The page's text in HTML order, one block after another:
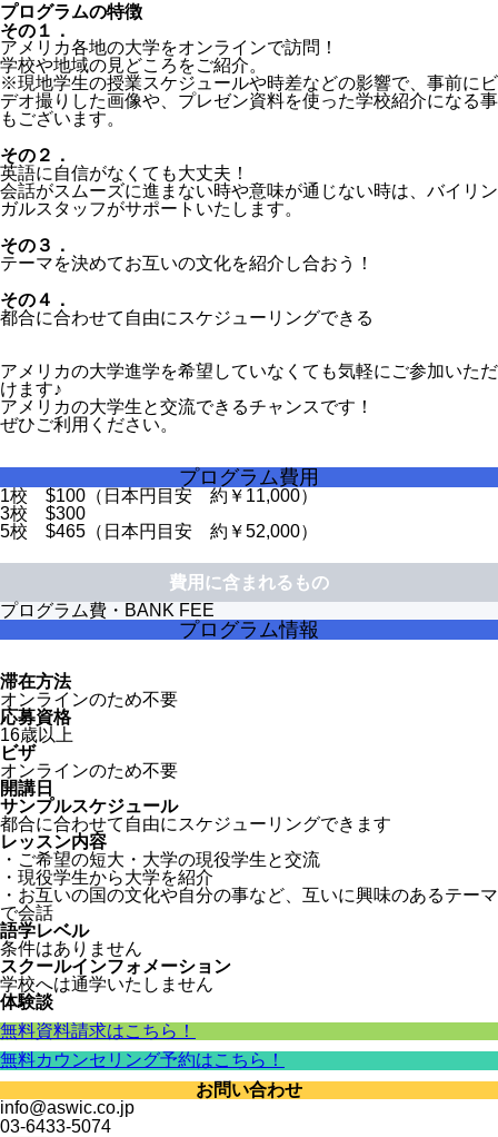
プログラムの特徴
その１．
アメリカ各地の大学をオンラインで訪問！
学校や地域の見どころをご紹介。
※現地学生の授業スケジュールや時差などの影響で、事前にビ
デオ撮りした画像や、プレゼン資料を使った学校紹介になる事
もございます。
その２．
英語に自信がなくても大丈夫！
会話がスムーズに進まない時や意味が通じない時は、バイリン
ガルスタッフがサポートいたします。
その３．
テーマを決めてお互いの文化を紹介し合おう！
その４．
都合に合わせて自由にスケジューリングできる
アメリカの大学進学を希望していなくても気軽にご参加いただ
けます♪
アメリカの大学生と交流できるチャンスです！
ぜひご利用ください。
プログラム費用
1校 $100（日本円目安 約￥11,000）
3校 $300
5校 $465（日本円目安 約￥52,000）
費用に含まれるもの
プログラム費・BANK FEE
プログラム情報
滞在方法
オンラインのため不要
応募資格
16歳以上
ビザ
オンラインのため不要
開講日
サンプルスケジュール
都合に合わせて自由にスケジューリングできます
レッスン内容
・ご希望の短大・大学の現役学生と交流
・現役学生から大学を紹介
・お互いの国の文化や自分の事など、互いに興味のあるテーマ
で会話
語学レベル
条件はありません
スクールインフォメーション
学校へは通学いたしません
体験談
無料資料請求はこちら！
無料カウンセリング予約はこちら！
お問い合わせ
info@aswic.co.jp
03-6433-5074